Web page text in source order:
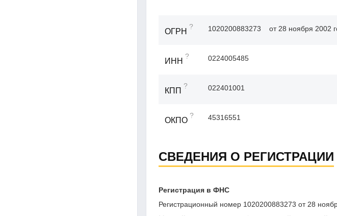
ОГРН
? 1020200883273 от 28 ноября 2002
ИНН
? 0224005485
КПП
? 022401001
ОКПО
? 45316551
СВЕДЕНИЯ О РЕГИСТРАЦИИ
Регистрация в ФНС
Регистрационный номер 1020200883273 от 28